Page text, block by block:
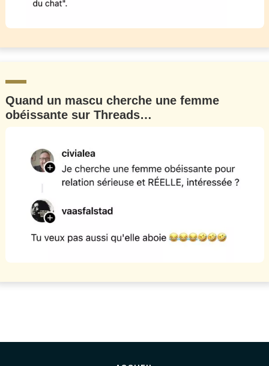
Quand un mascu cherche une femme
obéissante sur Threads…